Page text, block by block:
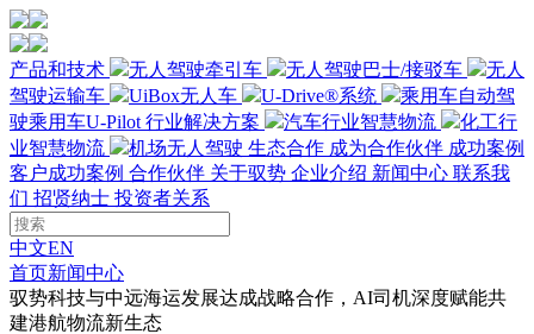
产品和技术 无人驾驶牵引车 无人驾驶巴士/接驳车
无人
驾驶运输车
UiBox无人车 U-Drive®系统
乘用车自动驾
驶乘用车U-Pilot 行业解决方案 汽车行业智慧物流
化工行
业智慧物流
机场无人驾驶 生态合作 成为合作伙伴 成功案例
客户成功案例 合作伙伴 关于驭势 企业介绍 新闻中心 联系我
们 招贤纳士 投资者关系
中文EN
首页新闻中心
驭势科技与中远海运发展达成战略合作，AI司机深度赋能共
建港航物流新生态